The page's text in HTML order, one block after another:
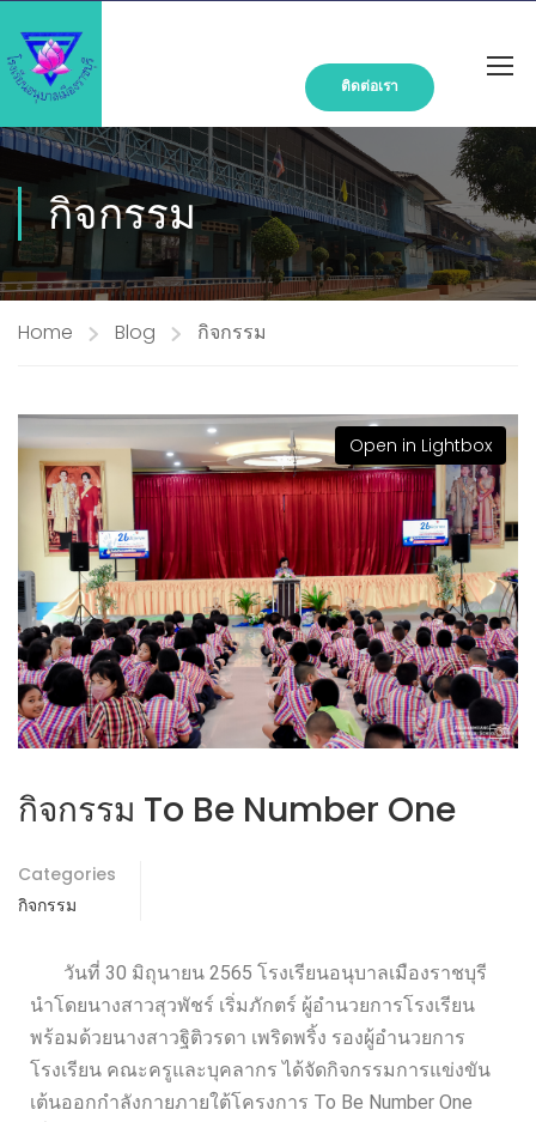
ติดต่อเรา
กิจกรรม
Home Blog กิจกรรม
Open in Lightbox
Open in Lightbox
Open in Lightbox
Open in Lightbox
Open in Lightbox
Open in Lightbox
Open in Lightbox
กิจกรรม To Be Number One
Categories
กิจกรรม
วันที่ 30 มิถุนายน 2565 โรงเรียนอนุบาลเมืองราชบุรี
นำโดยนางสาวสุวพัชร์ เริ่มภักตร์ ผู้อำนวยการโรงเรียน
พร้อมด้วยนางสาวฐิติวรดา เพริดพริ้ง รองผู้อำนวยการ
โรงเรียน คณะครูและบุคลากร ได้จัดกิจกรรมการแข่งขัน
เต้นออกกำลังกายภายใต้โครงการ To Be Number One